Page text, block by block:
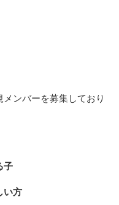
ンバーを募集しており
子
い方